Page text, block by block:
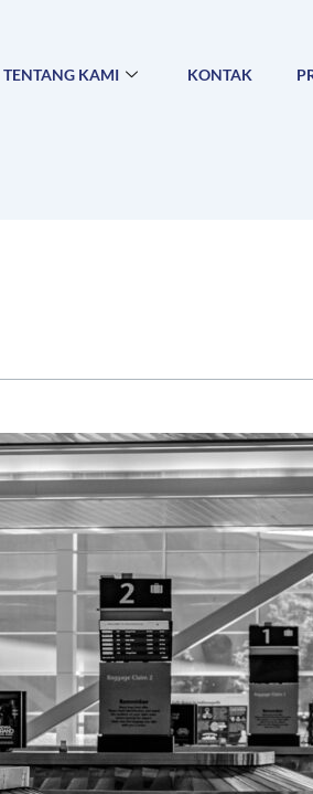
TENTANG KAMI KONTAK